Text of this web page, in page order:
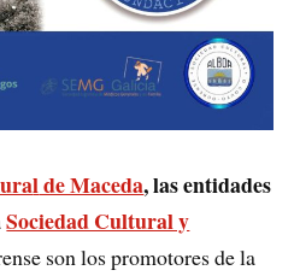
lde Maceda, las entidades
Sociedad Cultural y
son los promotores de la